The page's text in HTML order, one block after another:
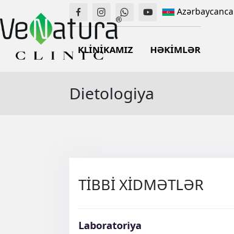
Azərbaycanca
KLİNİKAMIZ HƏKİMLƏR
Dietologiya
TİBBİ XİDMƏTLƏR
Laboratoriya